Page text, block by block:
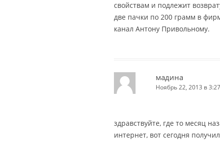
свойствам и подлежит
две пачки по 200 грамм в
канал Антону Привольному.
мадина
Ноябрь 22, 2013 в
здравствуйте, где то месяц
интернет, вот сегодня